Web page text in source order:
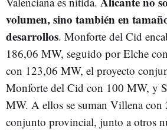
volumen, sino también en
desarrollos. Monforte del Cid
186,06 MW, seguido por Elche
con 123,06 MW, el proyecto
Monforte del Cid con 100 MW, y
MW. A ellos se suman Villena
conjunto provincial, junto a otros